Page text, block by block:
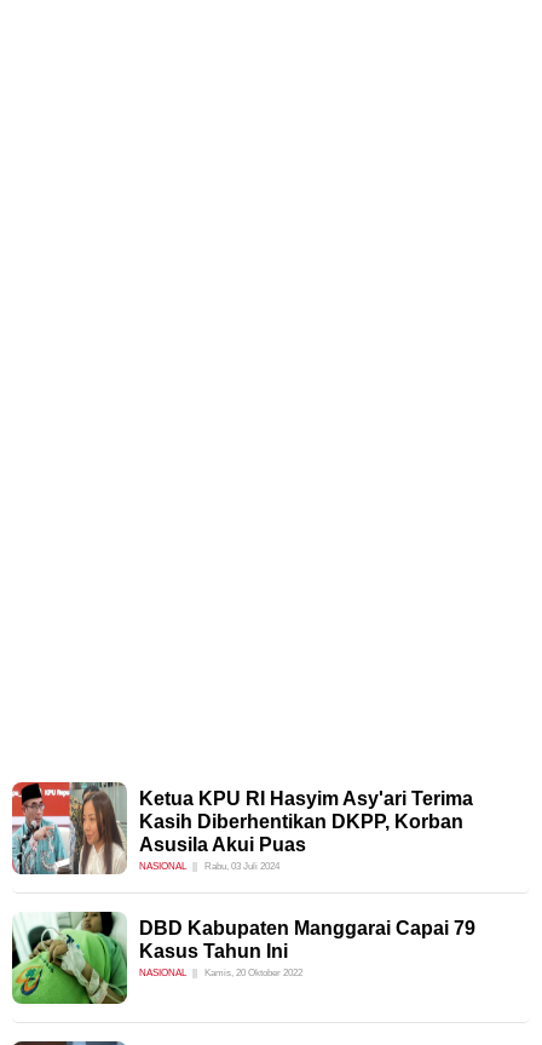
Ketua KPU RI Hasyim Asy'ari Terima
Kasih Diberhentikan DKPP, Korban
Asusila Akui Puas
NASIONAL Rabu, 03 Juli 2024
DBD Kabupaten Manggarai Capai 79
Kasus Tahun Ini
NASIONAL Kamis, 20 Oktober 2022